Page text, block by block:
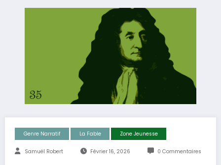
Genre Narratif La ​fable Zone Jeunesse
Samuël Robert Février 16, 2026 0 Commentaires